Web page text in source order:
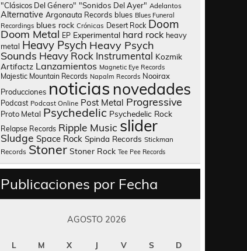
"Clásicos Del Género" "Sonidos Del Ayer" Adelantos
Alternative Argonauta Records blues Blues Funeral
Recordings blues rock Crónicas Desert Rock Doom
Doom Metal EP Experimental hard rock heavy
metal Heavy Psych Heavy Psych
Sounds Heavy Rock Instrumental Kozmik
Artifactz Lanzamientos Magnetic Eye Records
Majestic Mountain Records Napalm Records Nooirax
Producciones noticias novedades
Podcast Podcast Online Post Metal Progressive
Proto Metal Psychedelic Psychedelic Rock
Relapse Records Ripple Music slider
Sludge Space Rock Spinda Records Stickman
Records Stoner Stoner Rock Tee Pee Records
Publicaciones por Fecha
AGOSTO 2026
L M X J V S D